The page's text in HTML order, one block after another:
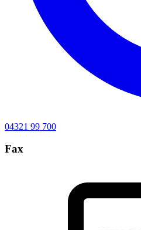
04321 99 700
Fax